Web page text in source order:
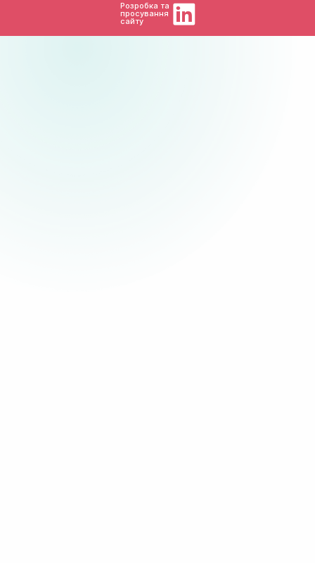
Розробка та
просування
сайту